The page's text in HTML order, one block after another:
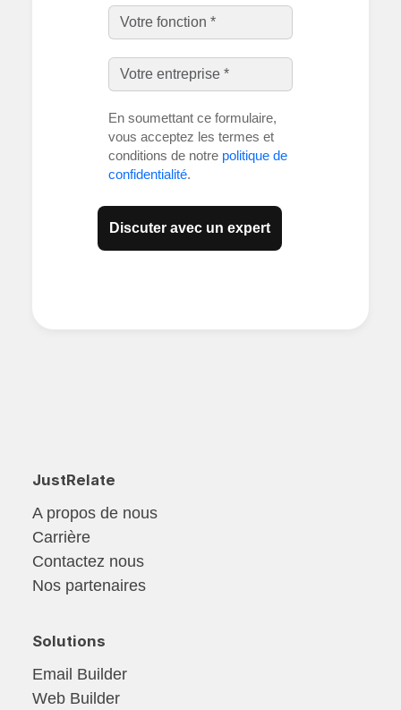
En soumettant ce formulaire,
vous acceptez les termes et
conditions de notre politique de
confidentialité.
Discuter avec un expert
JustRelate
A propos de nous
Carrière
Contactez nous
Nos partenaires
Solutions
Email Builder
Web Builder